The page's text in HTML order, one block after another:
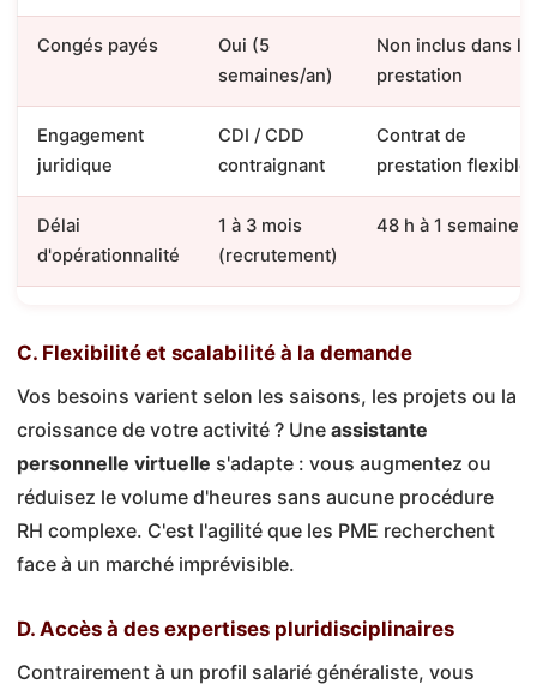
Congés payés
Oui (5
semaines/an)
Non inclus dans la
prestation
Engagement
juridique
CDI / CDD
contraignant
Contrat de
prestation flexible
Délai
d'opérationnalité
1 à 3 mois
(recrutement)
48 h à 1 semaine
C. Flexibilité et scalabilité à la demande
Vos besoins varient selon les saisons, les projets ou la
croissance de votre activité ? Une assistante
personnelle virtuelle s'adapte : vous augmentez ou
réduisez le volume d'heures sans aucune procédure
RH complexe. C'est l'agilité que les PME recherchent
face à un marché imprévisible.
D. Accès à des expertises pluridisciplinaires
Contrairement à un profil salarié généraliste, vous